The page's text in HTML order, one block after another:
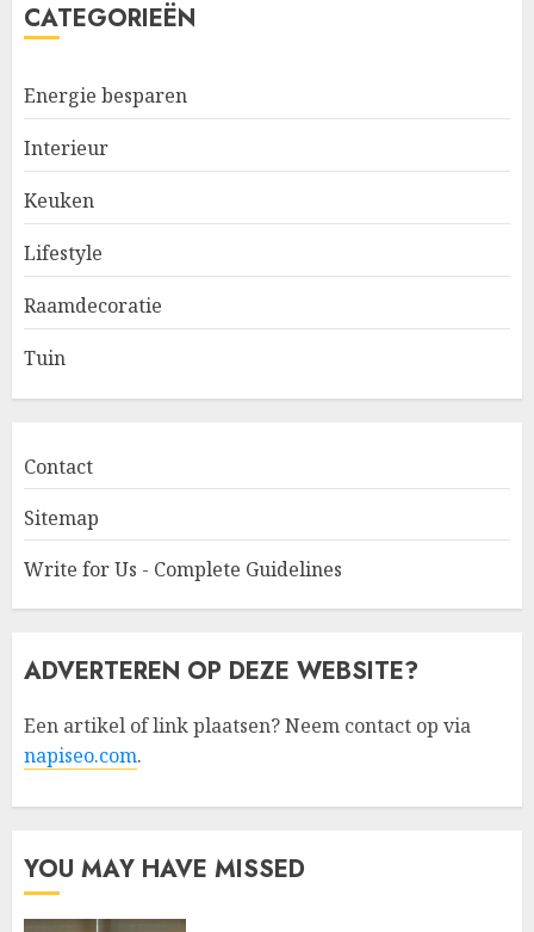
CATEGORIEËN
Energie besparen
Interieur
Keuken
Lifestyle
Raamdecoratie
Tuin
Contact
Sitemap
Write for Us - Complete Guidelines
ADVERTEREN OP DEZE WEBSITE?
Een artikel of link plaatsen? Neem contact op via
napiseo.com.
YOU MAY HAVE MISSED